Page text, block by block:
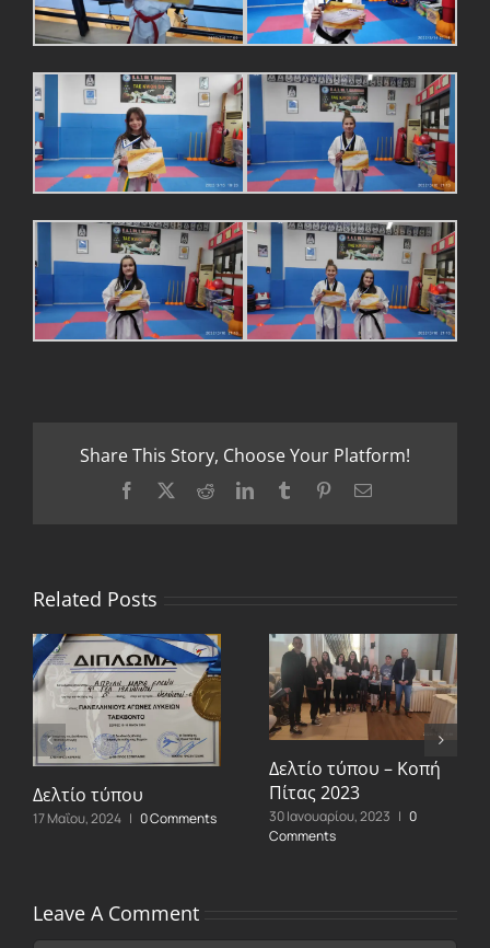
Share This Story, Choose Your Platform!
Facebook RedditLinkedInTumblr PinterestEmail
Related Posts
Δελτίο τύπου
17 Μαΐου, 2024 | 0 Comments
Δελτίο τύπου – Κοπή
Πίτας 2023
30 Ιανουαρίου, 2023 | 0
Comments
Leave A Comment